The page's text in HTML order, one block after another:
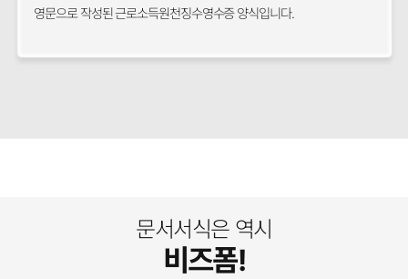
영문으로 작성된 근로소득원천징수영수증 양식입니다.
문서서식은 역시
비즈폼!